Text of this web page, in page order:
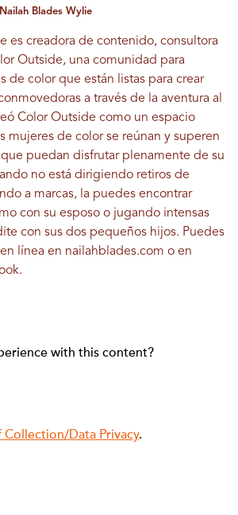
Blades Wylie
es creadora de contenido, consultora
Outside, una comunidad para
de color que están listas para crear
a través de la aventura al
Color Outside como un espacio
mujeres de color se reúnan y superen
puedan disfrutar plenamente de su
no está dirigiendo retiros de
a marcas, la puedes encontrar
con su esposo o jugando intensas
con sus dos pequeños hijos. Puedes
línea en nailahblades.com o en
.